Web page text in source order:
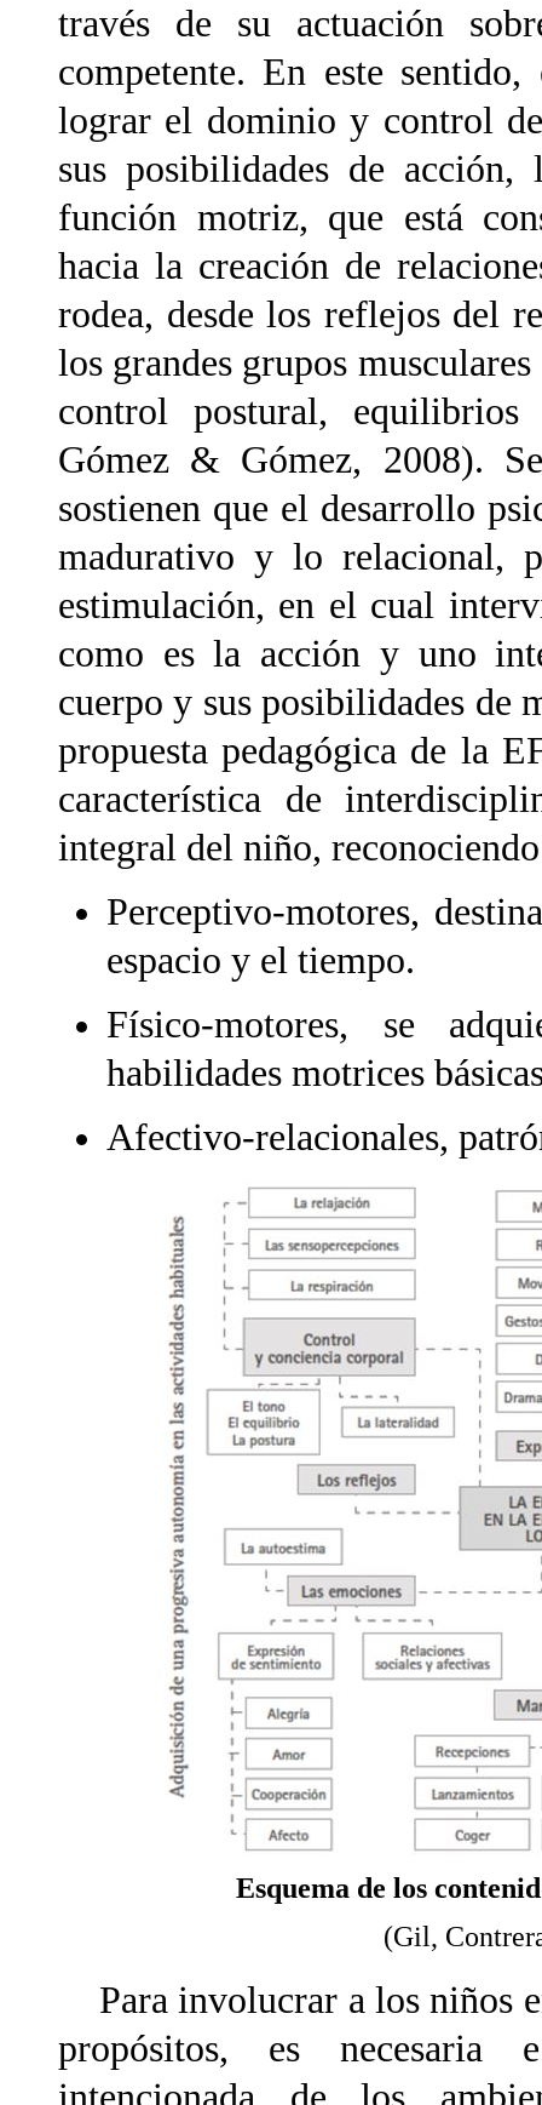
través de su actuación
competente. En este
lograr el dominio y control
sus posibilidades de
función motriz, que está
hacia la creación de
rodea, desde los reflejos del
los grandes grupos
control postural, equilibrios
Gómez & Gómez, 2008).
sostienen que el desarrollo
madurativo y lo relacional,
estimulación, en el cual
como es la acción y uno
cuerpo y sus posibilidades de
propuesta pedagógica de la
característica de
integral del niño,
Perceptivo-motores,
espacio y el tiempo.
Físico-motores, se
habilidades motrices
Afectivo-relacionales,
Esquema de los
(Gil,
Para involucrar a los niños
propósitos, es necesaria